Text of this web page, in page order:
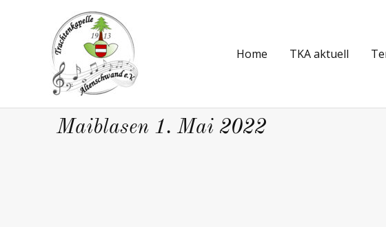
Home TKA aktuell
Maiblasen 1. Mai 2022